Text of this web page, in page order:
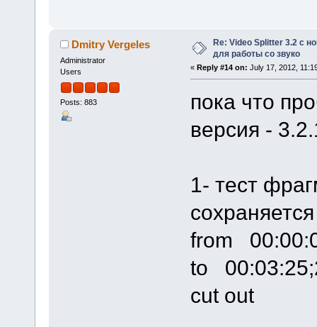
Dmitry Vergeles
Administrator
Users
Posts: 883
Re: Video Splitter 3.2 c
для работы со звуко
« Reply #14 on: July 17, 2012,
пока что
версия -
1- тест
сохраняется
from
to
cut out